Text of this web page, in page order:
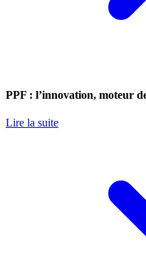
PPF : l’innovation, moteur
Lire la suite